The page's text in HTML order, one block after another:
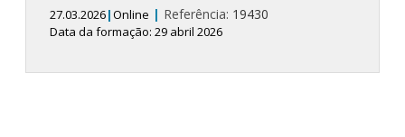
27.03.2026|Online | Referência: 19430
Data da formação: 29 abril 2026